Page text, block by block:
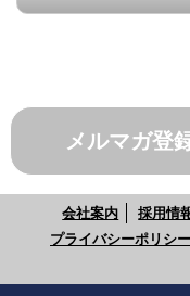
メルマガ登
会社案内 採用情
プライバシーポリシ